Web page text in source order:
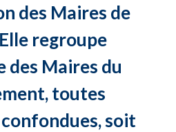
des Maires de
regroupe
des Maires du
toutes
soit